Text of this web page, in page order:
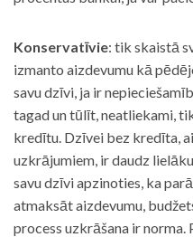
Konservatīvie: tik skaistā
izmanto aizdevumu kā
savu dzīvi, ja ir
tagad un tūlīt, neatliekami,
kredītu. Dzīvei bez kredīta,
uzkrājumiem, ir daudz
savu dzīvi apzinoties, ka
atmaksāt aizdevumu,
process uzkrāšana ir